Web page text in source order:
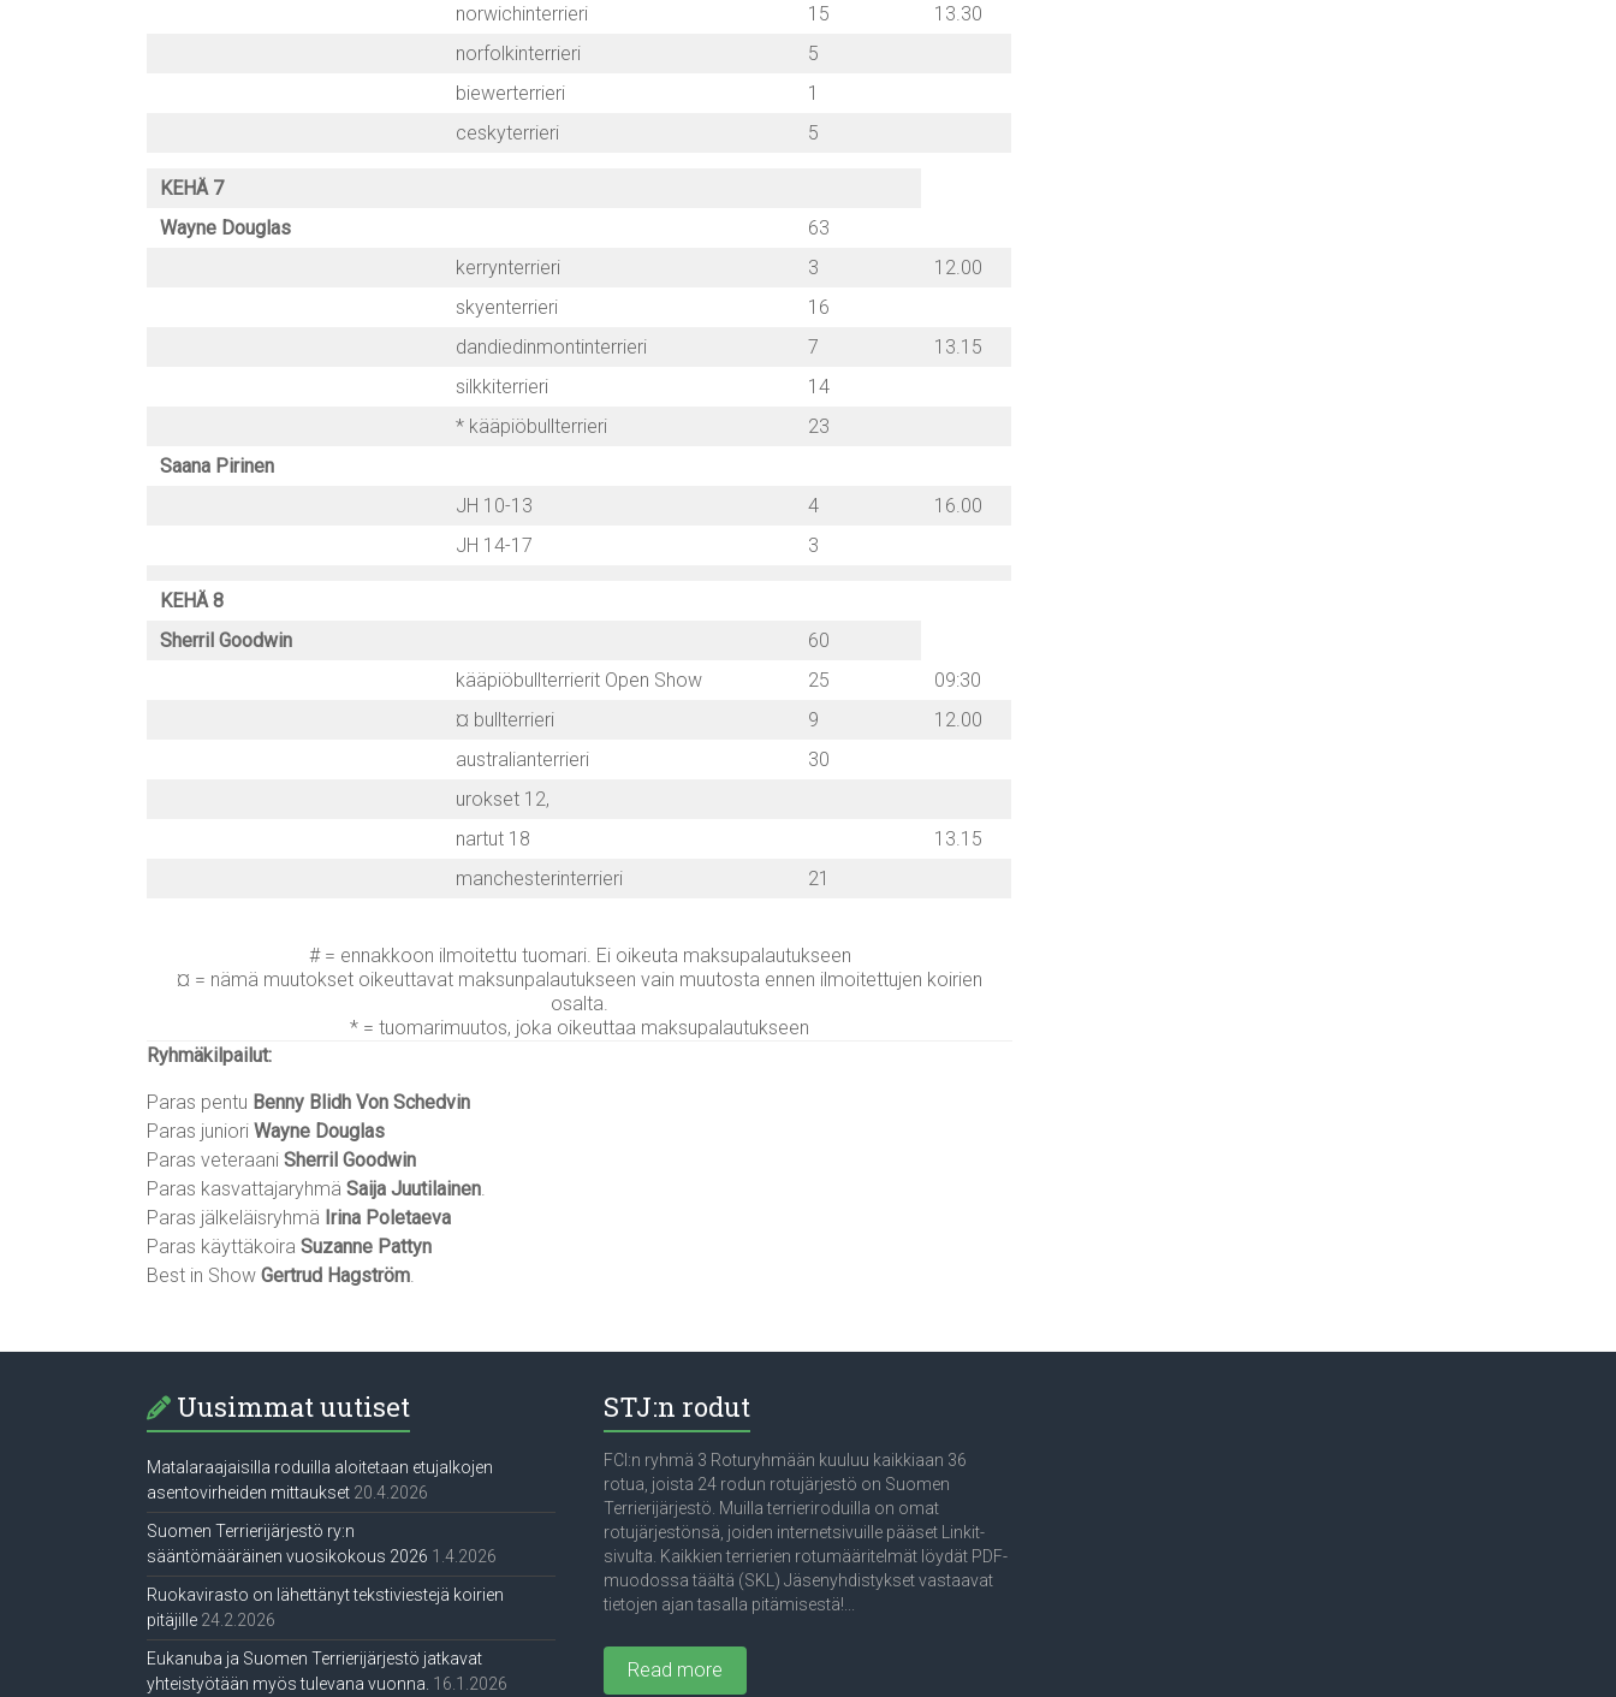
norwichinterrieri
15
13.30
norfolkinterrieri
5
biewerterrieri
1
ceskyterrieri
5
KEHÄ 7
Wayne Douglas
63
kerrynterrieri
3
12.00
skyenterrieri
16
dandiedinmontinterrieri
7
13.15
silkkiterrieri
14
* kääpiöbullterrieri
23
Saana Pirinen
JH 10-13
4
16.00
JH 14-17
3
KEHÄ 8
Sherril Goodwin
60
kääpiöbullterrierit Open Show
25
09:30
¤ bullterrieri
9
12.00
australianterrieri
30
urokset 12,
nartut 18
13.15
manchesterinterrieri
21
# = ennakkoon ilmoitettu tuomari. Ei oikeuta maksupalautukseen
¤ = nämä muutokset oikeuttavat maksunpalautukseen vain muutosta ennen ilmoitettujen koirien
osalta.
* = tuomarimuutos, joka oikeuttaa maksupalautukseen
Ryhmäkilpailut:
Paras pentu Benny Blidh Von Schedvin
Paras juniori Wayne Douglas
Paras veteraani Sherril Goodwin
Paras kasvattajaryhmä Saija Juutilainen.
Paras jälkeläisryhmä Irina Poletaeva
Paras käyttäkoira Suzanne Pattyn
Best in Show Gertrud Hagström.
Uusimmat uutiset
Matalaraajaisilla roduilla aloitetaan etujalkojen
asentovirheiden mittaukset 20.4.2026
Suomen Terrierijärjestö ry:n
sääntömääräinen vuosikokous 2026 1.4.2026
Ruokavirasto on lähettänyt tekstiviestejä koirien
pitäjille 24.2.2026
Eukanuba ja Suomen Terrierijärjestö jatkavat
yhteistyötään myös tulevana vuonna. 16.1.2026
STJ:n rodut
FCI:n ryhmä 3 Roturyhmään kuuluu kaikkiaan 36
rotua, joista 24 rodun rotujärjestö on Suomen
Terrierijärjestö. Muilla terrieriroduilla on omat
rotujärjestönsä, joiden internetsivuille pääset Linkit-
sivulta. Kaikkien terrierien rotumääritelmät löydät PDF-
muodossa täältä (SKL) Jäsenyhdistykset vastaavat
tietojen ajan tasalla pitämisestä!...
Read more